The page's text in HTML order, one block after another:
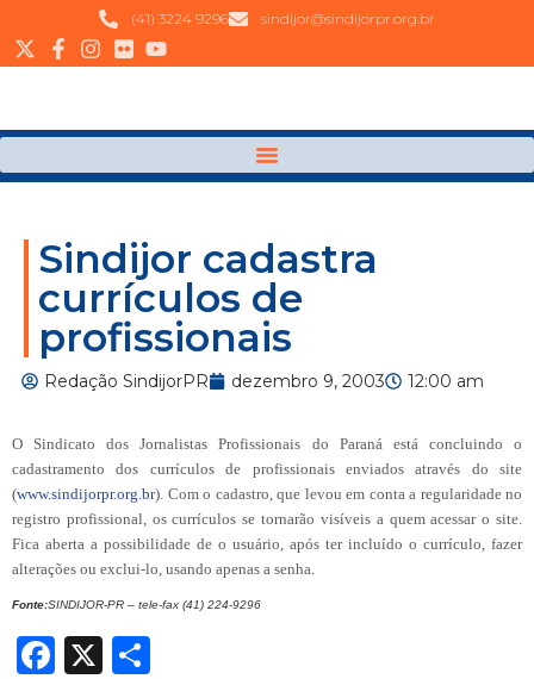
(41) 3224 9296 sindijor@sindijorpr.org.br
Sindijor cadastra
currículos de
profissionais
Redação SindijorPR dezembro 9, 2003 12:00 am
O Sindicato dos Jornalistas Profissionais do Paraná está concluindo o
cadastramento dos currículos de profissionais enviados através do site
(www.sindijorpr.org.br). Com o cadastro, que levou em conta a regularidade no
registro profissional, os currículos se tornarão visíveis a quem acessar o site.
Fica aberta a possibilidade de o usuário, após ter incluído o currículo, fazer
alterações ou exclui-lo, usando apenas a senha.
Fonte:SINDIJOR-PR – tele-fax (41) 224-9296
Facebook
X